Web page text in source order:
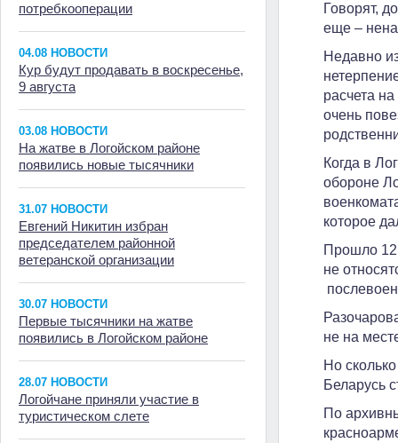
потребкооперации
04.08 НОВОСТИ
Кур будут продавать в воскресенье,
9 августа
03.08 НОВОСТИ
На жатве в Логойском районе
появились новые тысячники
31.07 НОВОСТИ
Евгений Никитин избран
председателем районной
ветеранской организации
30.07 НОВОСТИ
Первые тысячники на жатве
появились в Логойском районе
28.07 НОВОСТИ
Логойчане приняли участие в
туристическом слете
Говорят,
еще –
Недавно
расчета
очень
Когда в
обороне
которое
Прошло 12
не
не на
Но
Беларусь
По